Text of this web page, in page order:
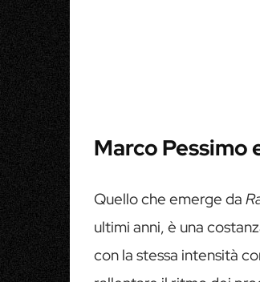
Marco Pessimo
Quello che emerge da
ultimi anni, è una
con la stessa intensità